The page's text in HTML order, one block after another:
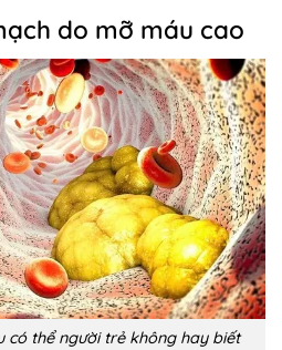
do mỡ máu cao
có thể người trẻ không hay biết